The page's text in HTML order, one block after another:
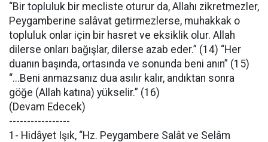
“Bir topluluk bir mecliste oturur da, Allahı zikretmezler,
Peygamberine salâvat getirmezlerse, muhakkak o
topluluk onlar için bir hasret ve eksiklik olur. Allah
dilerse onları bağışlar, dilerse azab eder.” (14) “Her
duanın başında, ortasında ve sonunda beni anın” (15)
“...Beni anmazsanız dua asılır kalır, andıktan sonra
göğe (Allah katına) yükselir.” (16)
(Devam Edecek)
-----------------
1- Hidâyet Işık, “Hz. Peygambere Salât ve Selâm